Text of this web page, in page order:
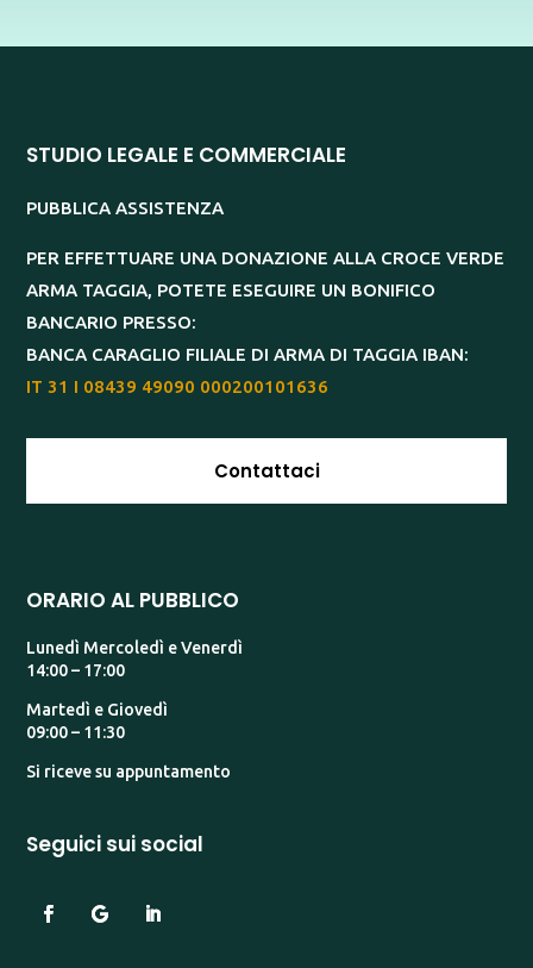
STUDIO LEGALE E COMMERCIALE
PUBBLICA ASSISTENZA
PER EFFETTUARE UNA DONAZIONE ALLA CROCE VERDE
ARMA TAGGIA, POTETE ESEGUIRE UN BONIFICO
BANCARIO PRESSO:
BANCA CARAGLIO FILIALE DI ARMA DI TAGGIA IBAN:
IT 31 I 08439 49090 000200101636
Contattaci
ORARIO AL PUBBLICO
Lunedì Mercoledì e Venerdì
14:00 – 17:00
Martedì e Giovedì
09:00 – 11:30
Si riceve su appuntamento
Seguici sui social